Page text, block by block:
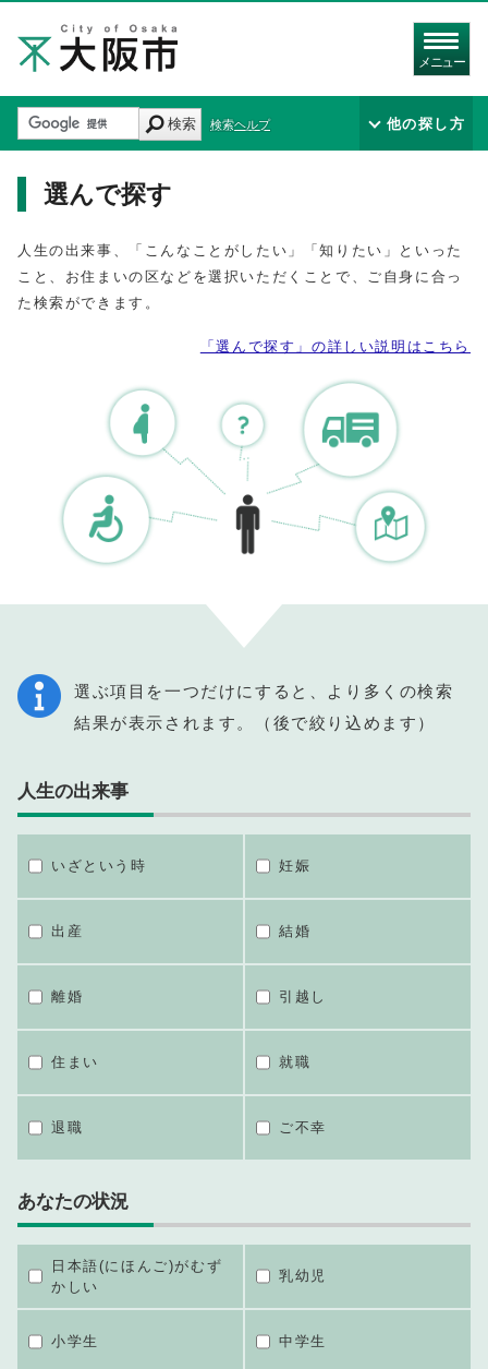
メニュー
検索 検索ヘルプ 他の探し方
選んで探す
人生の出来事、「こんなことがしたい」「知りたい」といった
こと、お住まいの区などを選択いただくことで、ご自身に合っ
た検索ができます。
「選んで探す」の詳しい説明はこちら
選ぶ項目を一つだけにすると、より多くの検索
結果が表示されます。（後で絞り込めます）
人生の出来事
いざという時 妊娠
出産 結婚
離婚 引越し
住まい 就職
退職 ご不幸
あなたの状況
日本語(にほんご)がむず
かしい
乳幼児
小学生 中学生